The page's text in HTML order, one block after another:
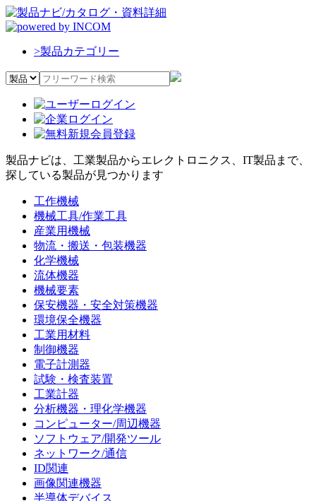
>製品カテゴリー
製品ナビは、工業製品からエレクトロニクス、IT製品まで、
探している製品が見つかります
工作機械
機械工具/作業工具
産業用機械
物流・搬送・包装機器
化学機械
流体機器
機械要素
保安機器・安全対策機器
環境保全機器
工業用材料
制御機器
電子計測器
試験・検査装置
工業計器
分析機器・理化学機器
コンピューター/周辺機器
ソフトウェア/開発ツール
ネットワーク/通信
ID関連
画像関連機器
半導体デバイス